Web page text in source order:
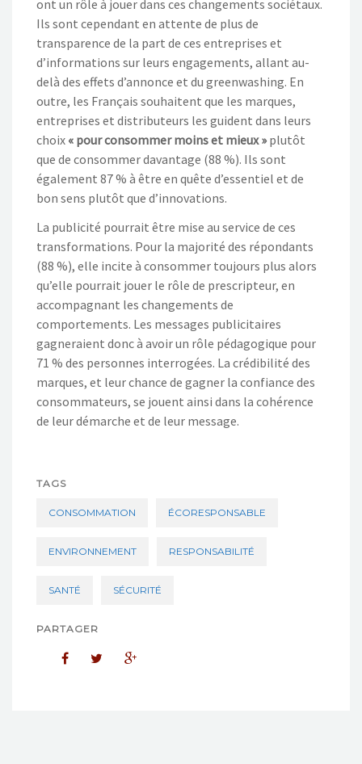
ont un rôle à jouer dans ces changements sociétaux.
Ils sont cependant en attente de plus de
transparence de la part de ces entreprises et
d’informations sur leurs engagements, allant au-
delà des effets d’annonce et du greenwashing. En
outre, les Français souhaitent que les marques,
entreprises et distributeurs les guident dans leurs
choix « pour consommer moins et mieux »plutôt
que de consommer davantage (88 %). Ils sont
également 87 % à être en quête d’essentiel et de
bon sens plutôt que d’innovations.
La publicité pourrait être mise au service de ces
transformations. Pour la majorité des répondants
(88 %), elle incite à consommer toujours plus alors
qu’elle pourrait jouer le rôle de prescripteur, en
accompagnant les changements de
comportements. Les messages publicitaires
gagneraient donc à avoir un rôle pédagogique pour
71 % des personnes interrogées. La crédibilité des
marques, et leur chance de gagner la confiance des
consommateurs, se jouent ainsi dans la cohérence
de leur démarche et de leur message.
TAGS
CONSOMMATION ÉCORESPONSABLE
ENVIRONNEMENT RESPONSABILITÉ
SANTÉ SÉCURITÉ
PARTAGER